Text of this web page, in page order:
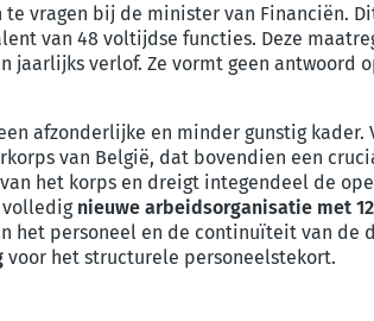
te vragen bij de minister van Financiën.
van 48 voltijdse functies. Deze
verlof. Ze vormt geen antwoord
afzonderlijke en minder gunstig kader.
van België, dat bovendien een
het korps en dreigt integendeel de
volledig nieuwe arbeidsorganisatie met
het personeel en de continuïteit van de
voor het structurele personeelstekort.